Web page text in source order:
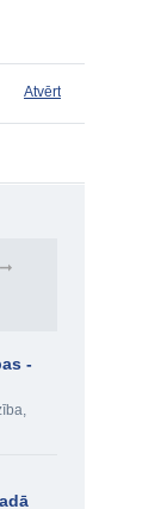
Atvērt
➞
-
,